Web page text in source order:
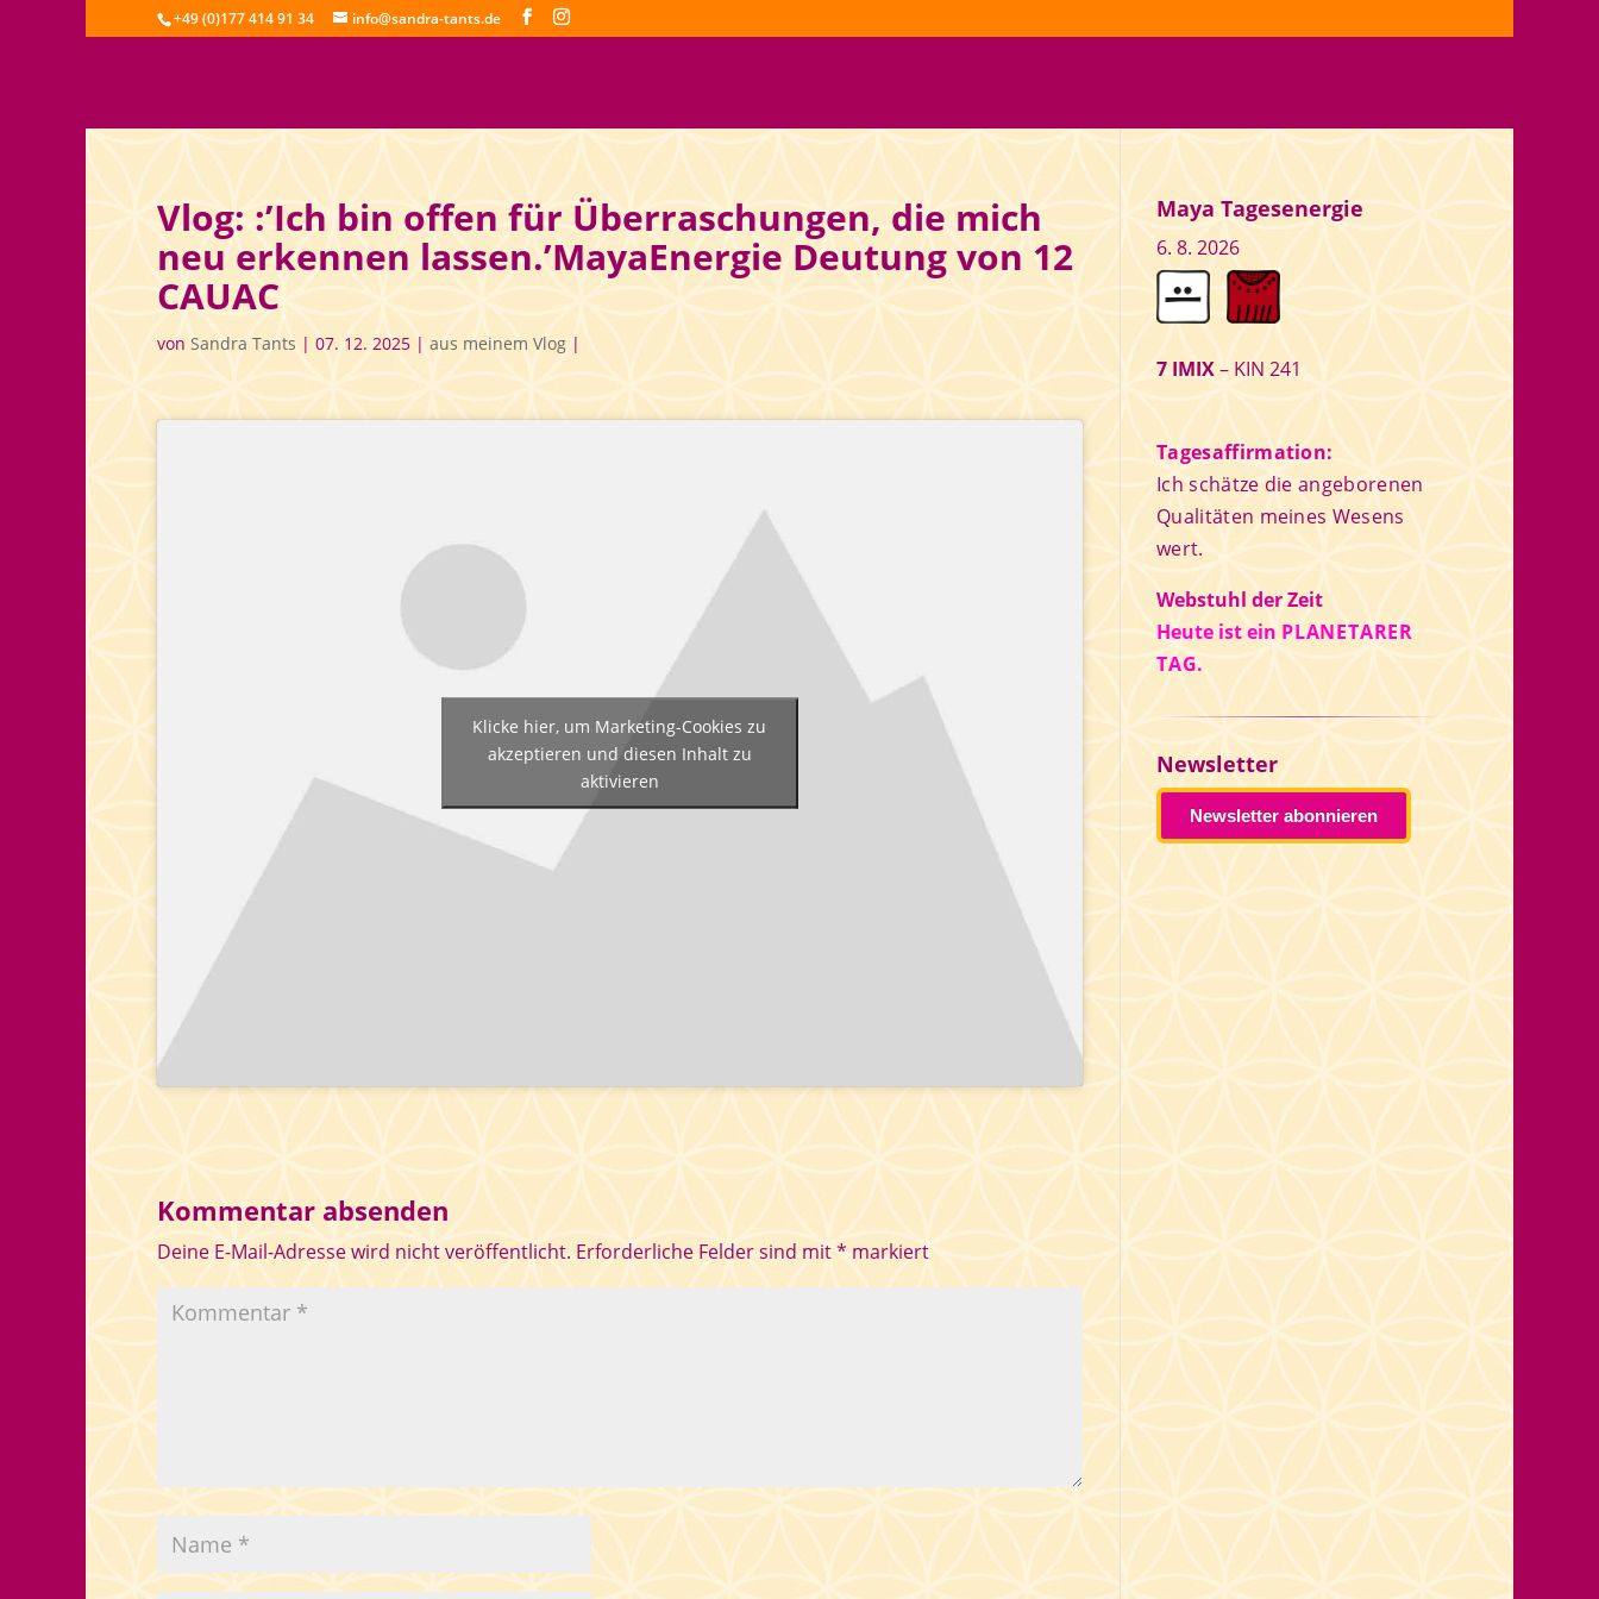
+49 (0)177 414 91 34 info@sandra-tants.de
Vlog: :’Ich bin offen für Überraschungen, die mich
neu erkennen lassen.’MayaEnergie Deutung von 12
CAUAC
von Sandra Tants | 07. 12. 2025 | aus meinem Vlog|
Klicke hier, um Marketing-Cookies zu
akzeptieren und diesen Inhalt zu
aktivieren
Kommentar absenden
Deine E-Mail-Adresse wird nicht veröffentlicht. Erforderliche Felder sind mit* markiert
Maya Tagesenergie
6. 8. 2026
7 IMIX– KIN 241
Tagesaffirmation:
Ich schätze die angeborenen
Qualitäten meines Wesens
wert.
Webstuhl der Zeit
Heute ist ein PLANETARER
TAG.
Newsletter
Newsletter abonnieren